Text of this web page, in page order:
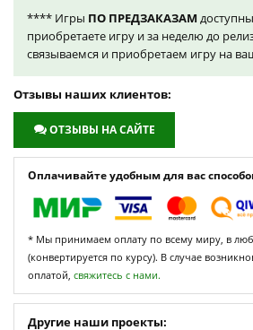
**** Игры ПО ПРЕДЗАКАЗАМ
приобретаете игру и за неделю до
связываемся и приобретаем игру на
Отзывы наших клиентов:
ОТЗЫВЫ НА САЙТЕ
Оплачивайте удобным для вас
* Мы принимаем оплату по всему миру, в
(конвертируется по курсу). В случае
оплатой, свяжитесь с нами.
Другие наши проекты: